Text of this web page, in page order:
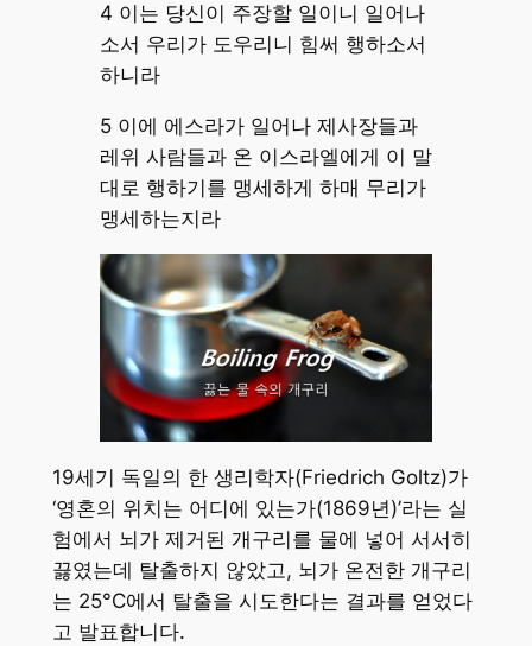
4 이는 당신이 주장할 일이니 일어나
소서 우리가 도우리니 힘써 행하소서
하니라
5 이에 에스라가 일어나 제사장들과
레위 사람들과 온 이스라엘에게 이 말
대로 행하기를 맹세하게 하매 무리가
맹세하는지라
19세기 독일의 한 생리학자(Friedrich Goltz)가
‘영혼의 위치는 어디에 있는가(1869년)’라는 실
험에서 뇌가 제거된 개구리를 물에 넣어 서서히
끓였는데 탈출하지 않았고, 뇌가 온전한 개구리
는 25°C에서 탈출을 시도한다는 결과를 얻었다
고 발표합니다.